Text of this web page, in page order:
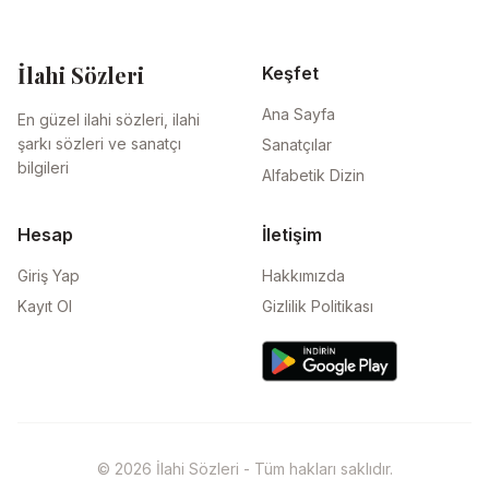
İlahi Sözleri
En güzel ilahi sözleri, ilahi
şarkı sözleri ve sanatçı
bilgileri
Keşfet
Ana Sayfa
Sanatçılar
Alfabetik Dizin
Hesap
Giriş Yap
Kayıt Ol
İletişim
Hakkımızda
Gizlilik Politikası
© 2026 İlahi Sözleri - Tüm hakları saklıdır.